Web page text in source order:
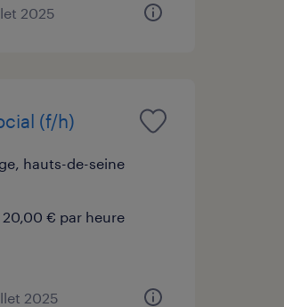
2025
(f/h)
hauts-de-seine
€ par heure
2025